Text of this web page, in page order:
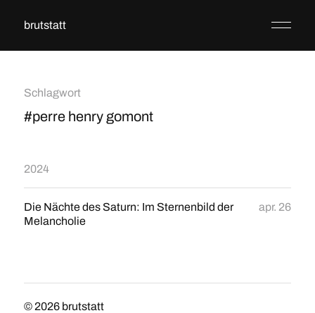
brutstatt
Schlagwort
#perre henry gomont
2024
Die Nächte des Saturn: Im Sternenbild der
Melancholie
apr. 26
© 2026 brutstatt